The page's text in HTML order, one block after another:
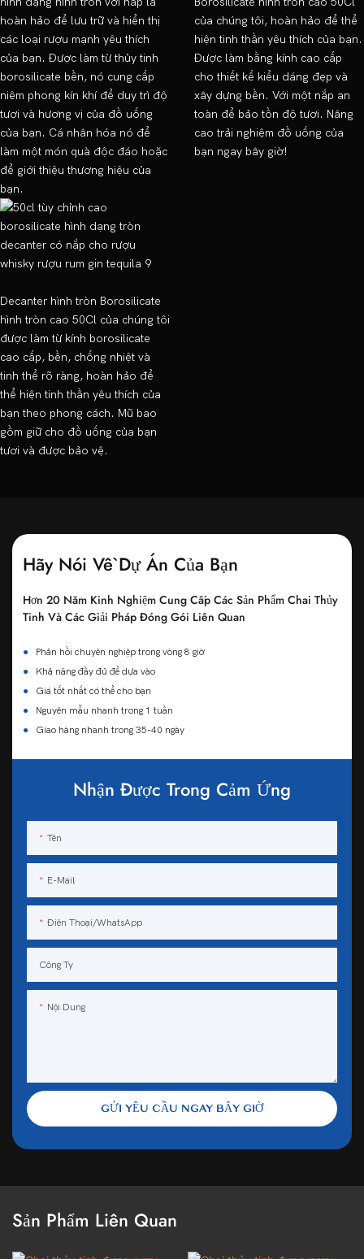
hoàn hảo để lưu trữ và hiển thị
các loại rượu mạnh yêu thích
của bạn. Được làm từ thủy tinh
borosilicate bền, nó cung cấp
niêm phong kín khí để duy trì độ
tươi và hương vị của đồ uống
của bạn. Cá nhân hóa nó để
làm một món quà độc đáo hoặc
để giới thiệu thương hiệu của
bạn.
của chúng tôi, hoàn hảo để thể
hiện tinh thần yêu thích của bạn.
Được làm bằng kính cao cấp
cho thiết kế kiểu dáng đẹp và
xây dựng bền. Với một nắp an
toàn để bảo tồn độ tươi. Nâng
cao trải nghiệm đồ uống của
bạn ngay bây giờ!
Decanter hình tròn Borosilicate
hình tròn cao 50Cl của chúng tôi
được làm từ kính borosilicate
cao cấp, bền, chống nhiệt và
tinh thể rõ ràng, hoàn hảo để
thể hiện tinh thần yêu thích của
bạn theo phong cách. Mũ bao
gồm giữ cho đồ uống của bạn
tươi và được bảo vệ.
Hãy Nói Về Dự Án Của Bạn
Hơn 20 Năm Kinh Nghiệm Cung Cấp Các Sản Phẩm Chai Thủy
Tinh Và Các Giải Pháp Đóng Gói Liên Quan
●
Phản hồi chuyên nghiệp trong vòng 8 giờ
●
Khả năng đầy đủ để dựa vào
●
Giá tốt nhất có thể cho bạn
●
Nguyên mẫu nhanh trong 1 tuần
●
Giao hàng nhanh trong 35-40 ngày
Nhận Được Trong Cảm Ứng
Tên
E-Mail
Điện Thoại/WhatsApp
Công Ty
Nội Dung
GỬI YÊU CẦU NGAY BÂY GIỜ
Sản Phẩm Liên Quan